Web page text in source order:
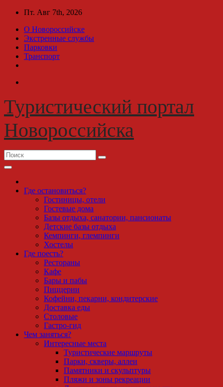
Перейти
содержимому
Пт. Авг 7th, 2026
О Новороссийске
Экстренные службы
Парковки
Транспорт
Туристический портал
Новороссийска
Где остановиться?
Гостиницы, отели
Гостевые дома
Базы отдыха, санатории, пансионаты
Детские базы отдыха
Кемпинги, глемпинги
Хостелы
Где поесть?
Рестораны
Кафе
Бары и пабы
Пиццерии
Кофейни, пекарни, кондитерские
Доставка еды
Столовые
Гастро-гид
Чем заняться?
Интересные места
Туристические маршруты
Парки, скверы, аллеи
Памятники и скульптуры
Пляжи и зоны рекреации